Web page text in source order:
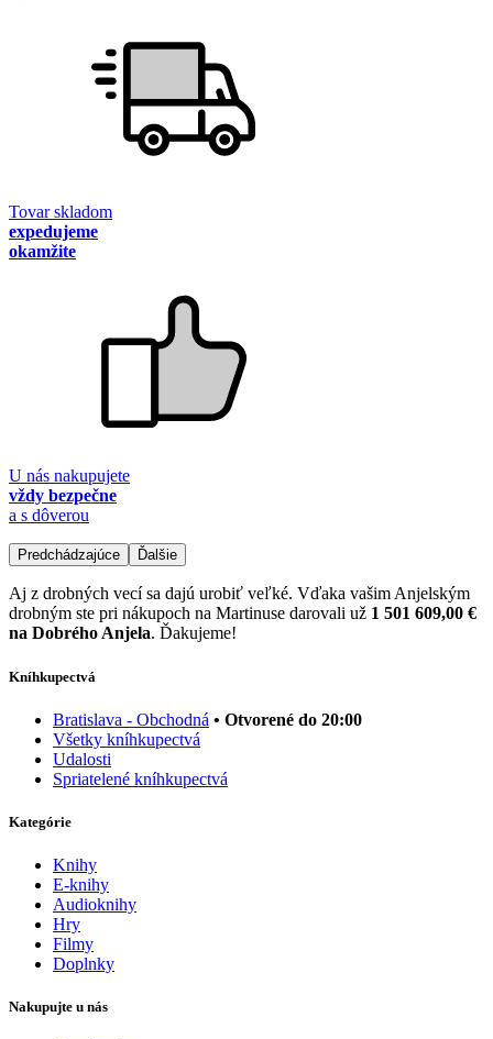
Tovar skladom
expedujeme
okamžite
U nás nakupujete
vždy bezpečne
a s dôverou
Predchádzajúce Ďalšie
Aj z drobných vecí sa dajú urobiť veľké. Vďaka vašim Anjelským
drobným ste pri nákupoch na Martinuse darovali už 1 501 609,00 €
na Dobrého Anjela. Ďakujeme!
Kníhkupectvá
Bratislava - Obchodná • Otvorené do 20:00
Všetky kníhkupectvá
Udalosti
Spriatelené kníhkupectvá
Kategórie
Knihy
E-knihy
Audioknihy
Hry
Filmy
Doplnky
Nakupujte u nás